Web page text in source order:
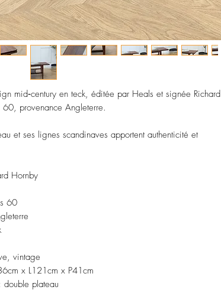
mid‑century en teck, éditée par Heals et signée Richard
provenance Angleterre.
et ses lignes scandinaves apportent authenticité et
Hornby
60
vintage
x L121cm x P41cm
double plateau